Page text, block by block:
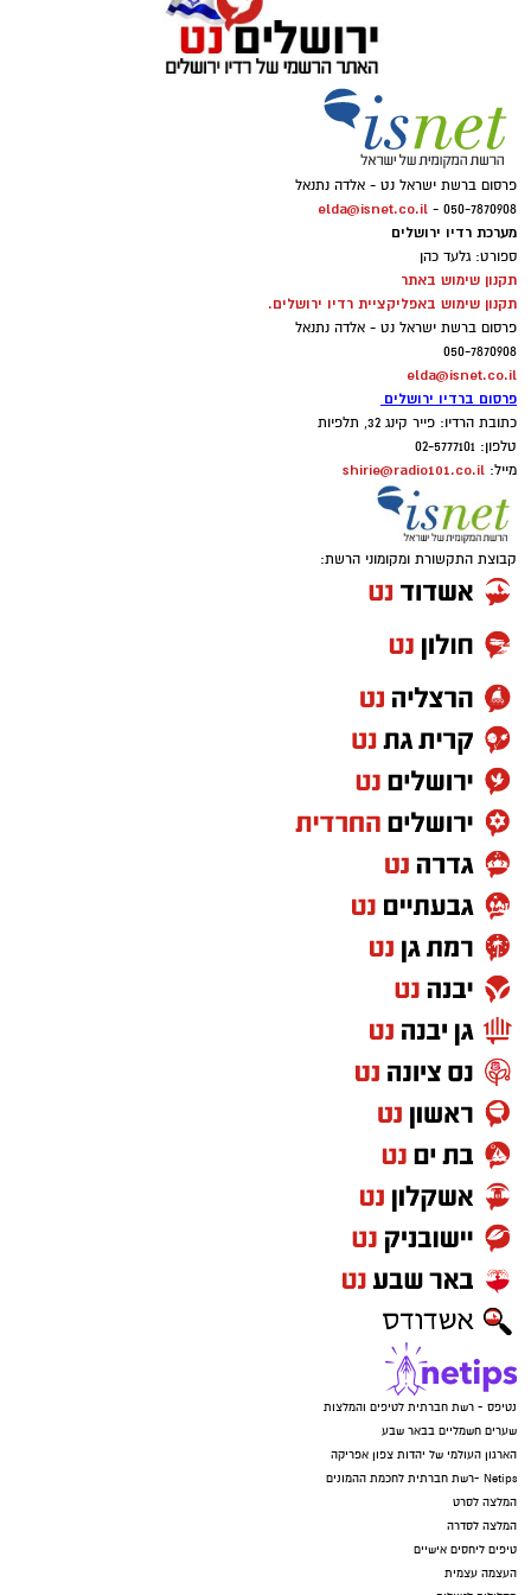
של רשת קפה ביגה, שרית גז, שחושפת מתכון
מיוחד, טעים וקל, שינצל את כל שאריות
הפירות היבשים, האגוזים והשקדים שיש לכם
בבית.
פרסום ברשת ישראל נט - אלדה נתנאל
050-7870908 -
elda@isnet.co.il
מערכת רדיו ירושלים
ספורט: גלעד כהן
תקנון שימוש באתר
תקנון שימוש באפליקציית רדיו ירושלים.
פרסום ברשת ישראל נט - אלדה נתנאל
050-7870908
elda@isnet.co.il
פרסום ברדיו ירושלים
כתובת הרדיו: פייר קינג 32, תלפיות
טלפון: 02-5777101
מייל: shirie@radio101.co.il
קבוצת התקשורת ומקומוני הרשת:
נטיפס - רשת חברתית לטיפים והמלצות
שערים חשמליים בבאר שבע
הארגון העולמי של יהדות צפון אפריקה
Netips -רשת חברתית לחכמת ההמונים
המלצה לסרט
המלצה לסדרה
טיפים ליחסים אישיים
העצמה עצמית